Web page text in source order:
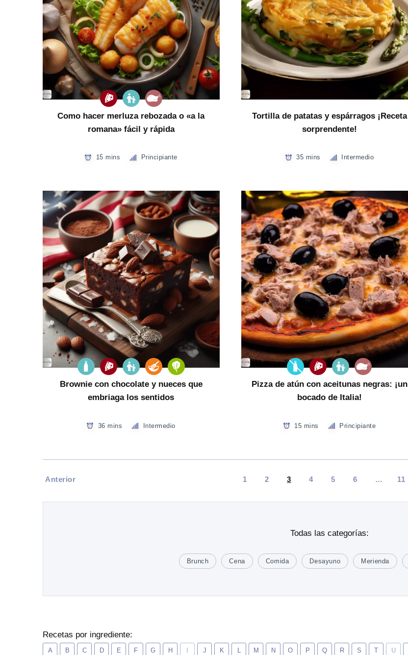
Como hacer merluza rebozada o «a la
romana» fácil y rápida
15 mins Principiante
Tortilla de patatas y espárragos ¡Receta
sorprendente!
35 mins Intermedio
Brownie con chocolate y nueces que
embriaga los sentidos
36 mins Intermedio
Pizza de atún con aceitunas negras: ¡un
bocado de Italia!
15 mins Principiante
Anterior 1 2 3 4 5 6 … 11
Todas las categorías:
Brunch Cena Comida Desayuno Merienda
Recetas por ingrediente:
A B C D E F G H I J K L M N O P Q R S T U